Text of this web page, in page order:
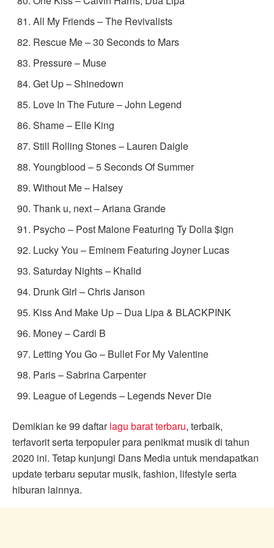
All My Friends – The Revivalists
Rescue Me – 30 Seconds to Mars
Pressure – Muse
Get Up – Shinedown
Love In The Future – John Legend
Shame – Elle King
Still Rolling Stones – Lauren Daigle
Youngblood – 5 Seconds Of Summer
Without Me – Halsey
Thank u, next – Ariana Grande
Psycho – Post Malone Featuring Ty Dolla $ign
Lucky You – Eminem Featuring Joyner Lucas
Saturday Nights – Khalid
Drunk Girl – Chris Janson
Kiss And Make Up – Dua Lipa & BLACKPINK
Money – Cardi B
Letting You Go – Bullet For My Valentine
Paris – Sabrina Carpenter
League of Legends – Legends Never Die
Demikian ke 99 daftarlagu barat terbaru, terbaik,
terfavorit serta terpopuler para penikmat musik di tahun
2020 ini. Tetap kunjungi Dans Media untuk mendapatkan
update terbaru seputar musik, fashion, lifestyle serta
hiburan lainnya.